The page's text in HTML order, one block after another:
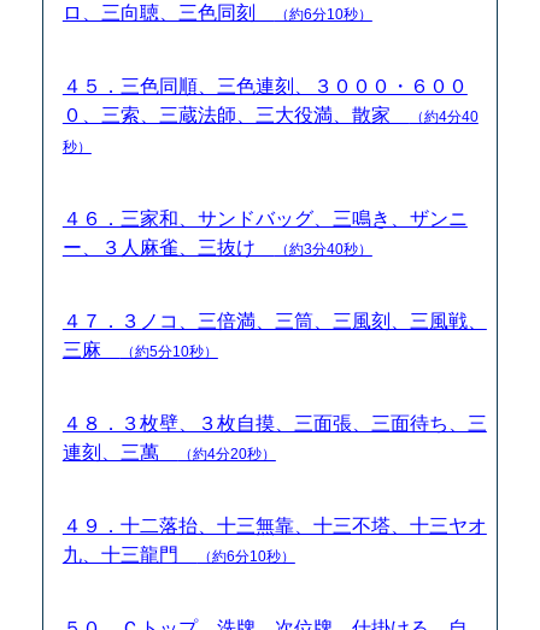
ロ、三向聴、三色同刻
（約6分10秒）
４５．三色同順、三色連刻、３０００・６００
０、三索、三蔵法師、三大役満、散家
（約4分40
秒）
４６．三家和、サンドバッグ、三鳴き、ザンニ
ー、３人麻雀、三抜け
（約3分40秒）
４７．３ノコ、三倍満、三筒、三風刻、三風戦、
三麻
（約5分10秒）
４８．３枚壁、３枚自摸、三面張、三面待ち、三
連刻、三萬
（約4分20秒）
４９．十二落抬、十三無靠、十三不塔、十三ヤオ
九、十三龍門
（約6分10秒）